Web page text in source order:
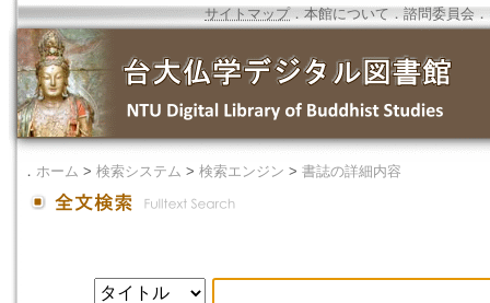
サイトマップ．本館について ． 諮問委員会 ．
． ホーム > 検索システム > 検索エンジン > 書誌の詳細内容